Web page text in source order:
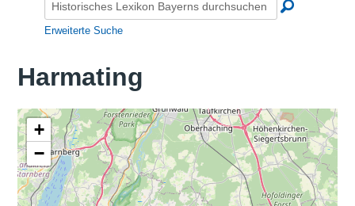
Erweiterte Suche
Harmating
+
−